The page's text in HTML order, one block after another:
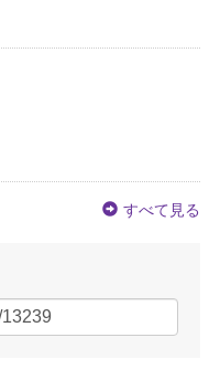
すべて見る